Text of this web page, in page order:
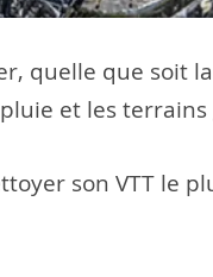
quelle que soit
et les
son VTT le